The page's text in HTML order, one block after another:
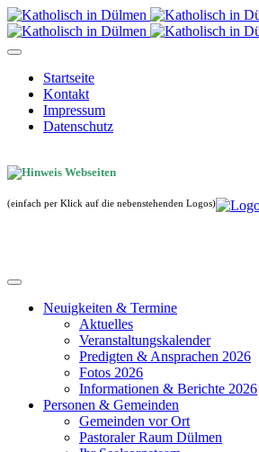
Startseite
Kontakt
Impressum
Datenschutz
(einfach per Klick auf die nebenstehenden Logos)
Neuigkeiten & Termine
Aktuelles
Veranstaltungskalender
Predigten & Ansprachen 2026
Fotos 2026
Informationen & Berichte 2026
Personen & Gemeinden
Gemeinden vor Ort
Pastoraler Raum Dülmen